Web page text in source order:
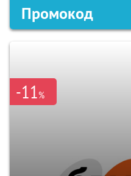
Промокод
-11%